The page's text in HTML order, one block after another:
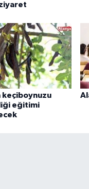
keçiboynuzu
eğitimi